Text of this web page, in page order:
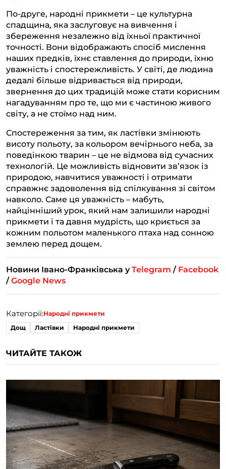
По-друге, народні прикмети – це культурна
спадщина, яка заслуговує на вивчення і
збереження незалежно від їхньої практичної
точності. Вони відображають спосіб мислення
наших предків, їхнє ставлення до природи, їхню
уважність і спостережливість. У світі, де людина
дедалі більше відривається від природи,
звернення до цих традицій може стати корисним
нагадуванням про те, що ми є частиною живого
світу, а не стоїмо над ним.
Спостереження за тим, як ластівки змінюють
висоту польоту, за кольором вечірнього неба, за
поведінкою тварин – це не відмова від сучасних
технологій. Це можливість відновити зв’язок із
природою, навчитися уважності і отримати
справжнє задоволення від спілкування зі світом
навколо. Саме ця уважність – мабуть,
найцінніший урок, який нам залишили народні
прикмети і та давня мудрість, що криється за
кожним польотом маленького птаха над сонною
землею перед дощем.
Новини Івано-Франківська уTelegram / Facebook
/Google News
Категорії:Народні прикмети
Дощ
Ластівки Народні прикмети
ЧИТАЙТЕ ТАКОЖ